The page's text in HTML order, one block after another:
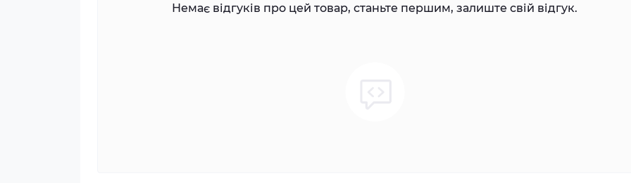
Немає відгуків про цей товар, станьте першим, залиште свій відгук.